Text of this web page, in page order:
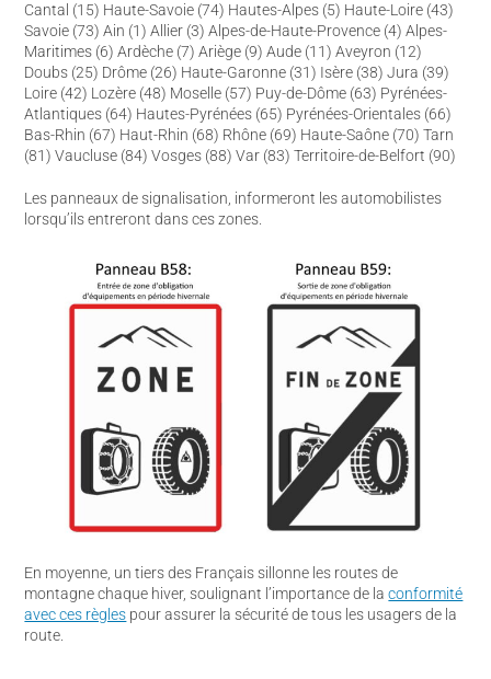
Cantal (15) Haute-Savoie (74) Hautes-Alpes (5) Haute-Loire (43)
Savoie (73) Ain (1) Allier (3) Alpes-de-Haute-Provence (4) Alpes-
Maritimes (6) Ardèche (7) Ariège (9) Aude (11) Aveyron (12)
Doubs (25) Drôme (26) Haute-Garonne (31) Isère (38) Jura (39)
Loire (42) Lozère (48) Moselle (57) Puy-de-Dôme (63) Pyrénées-
Atlantiques (64) Hautes-Pyrénées (65) Pyrénées-Orientales (66)
Bas-Rhin (67) Haut-Rhin (68) Rhône (69) Haute-Saône (70) Tarn
(81) Vaucluse (84) Vosges (88) Var (83) Territoire-de-Belfort (90)
Les panneaux de signalisation, informeront les automobilistes
lorsqu’ils entreront dans ces zones.
En moyenne, un tiers des Français sillonne les routes de
montagne chaque hiver, soulignant l’importance de laconformité
avec ces règles pour assurer la sécurité de tous les usagers de la
route.